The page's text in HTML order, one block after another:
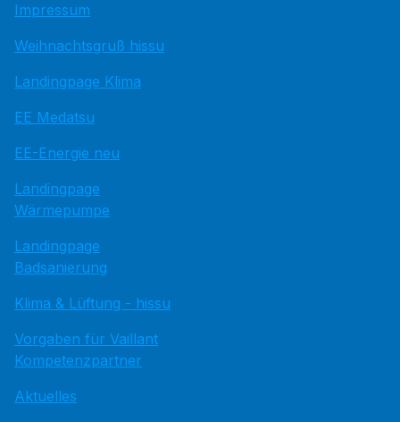
Impressum
Weihnachtsgruß hissu
Landingpage Klima
EE Medatsu
EE-Energie neu
Landingpage
Wärmepumpe
Landingpage
Badsanierung
Klima & Lüftung - hissu
Vorgaben für Vaillant
Kompetenzpartner
Aktuelles